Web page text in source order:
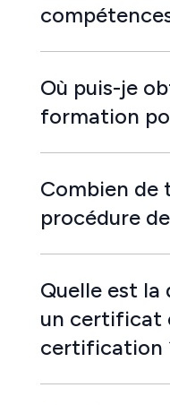
Où puis-je
formation
Combien de
procédure
Quelle est
un certificat
certification